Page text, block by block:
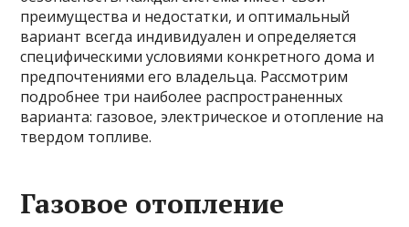
преимущества и недостатки, и оптимальный
вариант всегда индивидуален и определяется
специфическими условиями конкретного дома и
предпочтениями его владельца. Рассмотрим
подробнее три наиболее распространенных
варианта: газовое, электрическое и отопление на
твердом топливе.
Газовое отопление